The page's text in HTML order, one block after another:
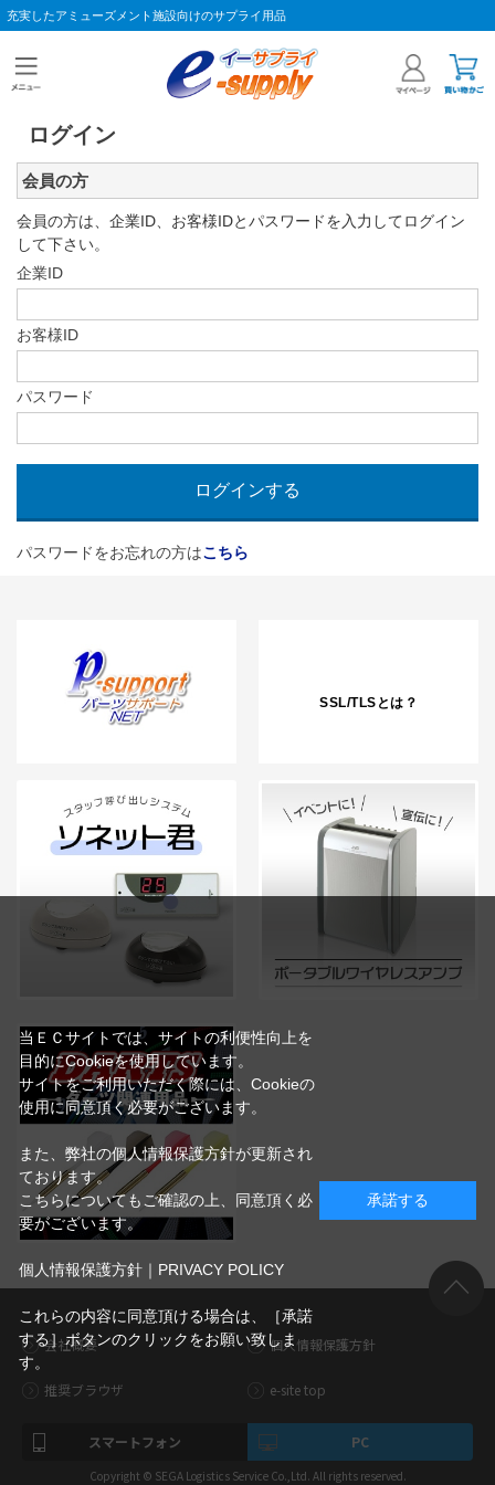
充実したアミューズメント施設向けのサプライ用品
ログイン
会員の方
会員の方は、企業ID、お客様IDとパスワードを入力してログイン
して下さい。
企業ID
お客様ID
パスワード
パスワードをお忘れの方はこちら
SSL/TLSとは？
会社概要 個人情報保護方針
推奨ブラウザ e-site top
スマートフォン PC
Copyright © SEGA Logistics Service Co.,Ltd. All rights reserved.
当ＥＣサイトでは、サイトの利便性向上を
目的にCookieを使用しています。
サイトをご利用いただく際には、Cookieの
使用に同意頂く必要がございます。
また、弊社の個人情報保護方針が更新され
ております。
こちらについてもご確認の上、同意頂く必
要がございます。
個人情報保護方針｜PRIVACY POLICY
これらの内容に同意頂ける場合は、［承諾
する］ボタンのクリックをお願い致しま
す。
承諾する